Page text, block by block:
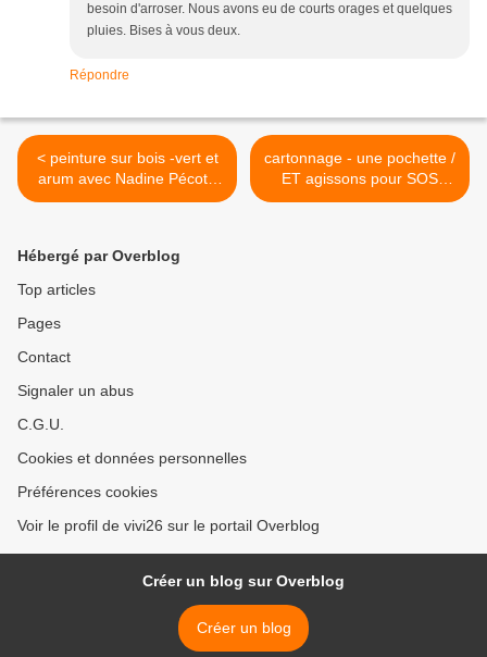
besoin d'arroser. Nous avons eu de courts orages et quelques
pluies. Bises à vous deux.
Répondre
< peinture sur bois -vert et
arum avec Nadine Pécot -
Kippers Créatif
cartonnage - une pochette /
ET agissons pour SOS
villages d'enfants >
Hébergé par Overblog
Top articles
Pages
Contact
Signaler un abus
C.G.U.
Cookies et données personnelles
Préférences cookies
Voir le profil de vivi26 sur le portail Overblog
Créer un blog sur Overblog
Créer un blog